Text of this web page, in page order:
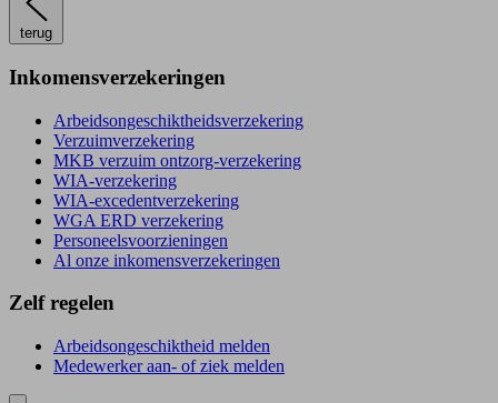
terug
Inkomensverzekeringen
Arbeidsongeschiktheidsverzekering
Verzuimverzekering
MKB verzuim ontzorg-verzekering
WIA-verzekering
WIA-excedentverzekering
WGA ERD verzekering
Personeelsvoorzieningen
Al onze inkomensverzekeringen
Zelf regelen
Arbeidsongeschiktheid melden
Medewerker aan- of ziek melden